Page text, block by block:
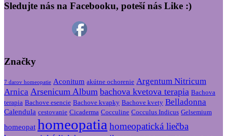
Sledujte nás na Facebooku, poteší nás Like :)
Značky
7 darov homeopatie Aconitum akútne ochorenie Argentum Nitricum
Arnica Arsenicum Album bachova kvetova terapia Bachova
terapia Bachove esencie Bachove kvapky Bachove kvety Belladonna
Calendula cestovanie Cicaderma Cocculine Cocculus Indicus Gelsemium
homeopat homeopatia homeopatická liečba